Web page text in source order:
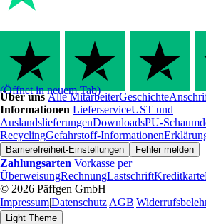
(Öffnet in neuem Tab)
Über unsAlle MitarbeiterGeschichte
Informationen LieferserviceUST und
AuslandslieferungenDownloadsPU-
RecyclingGefahrstoff-Informationen
Barrierefreiheit-Einstellungen Fehler melden
Zahlungsarten Vorkasse per
ÜberweisungRechnungLastschriftKreditkarte
© 2026 Päffgen GmbH
Impressum|Datenschutz|AGB|
Light Theme